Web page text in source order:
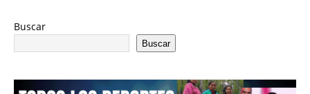
Buscar
Buscar